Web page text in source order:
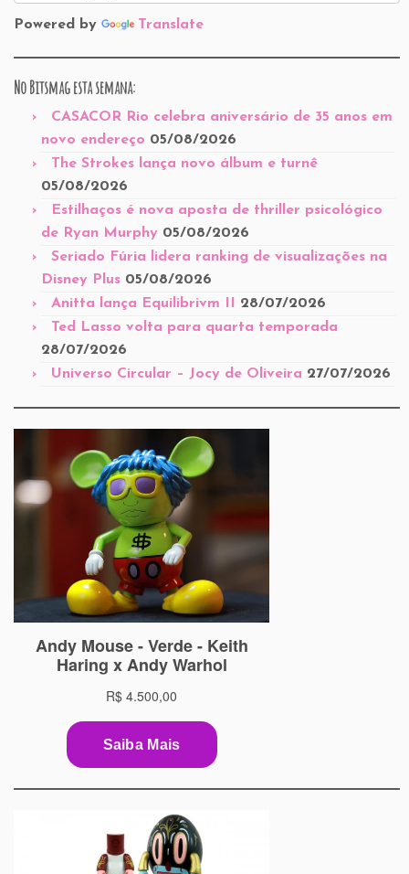
Powered by Translate
No Bitsmag esta semana:
CASACOR Rio celebra aniversário de 35 anos em
novo endereço 05/08/2026
The Strokes lança novo álbum e turnê
05/08/2026
Estilhaços é nova aposta de thriller psicológico
de Ryan Murphy 05/08/2026
Seriado Fúria lidera ranking de visualizações na
Disney Plus 05/08/2026
Anitta lança Equilibrivm II
28/07/2026
Ted Lasso volta para quarta temporada
28/07/2026
Universo Circular – Jocy de Oliveira 27/07/2026